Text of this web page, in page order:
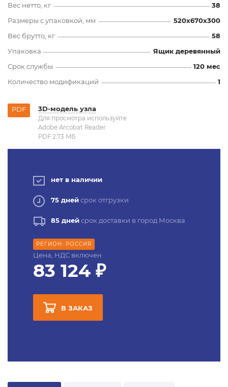
Вес нетто, кг
38
Размеры с упаковкой, мм
520x670x300
Вес брутто, кг
58
Упаковка
Ящик деревянный
Срок службы
120 мес
Количество модификаций
1
PDF 3D-модель узла
Для просмотра используйте
Adobe Arcobat Reader
PDF 2.73 MБ
нет в наличии
75 днейсрок отгрузки
85 днейсрок доставки в город Москва
РЕГИОН: РОССИЯ
Цена, НДС включен
83 124 ₽
В ЗАКАЗ